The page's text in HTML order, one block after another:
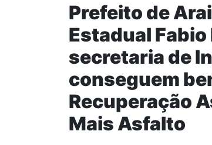
Prefeito de
Estadual
secretaria de
conseguem
Recuperação
Mais Asfalto